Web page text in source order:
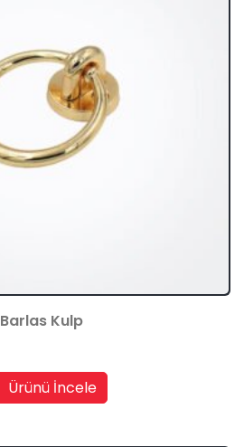
Barlas Kulp
Ürünü İncele